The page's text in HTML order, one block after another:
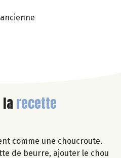
recette
comme une choucroute.
de beurre, ajouter le chou